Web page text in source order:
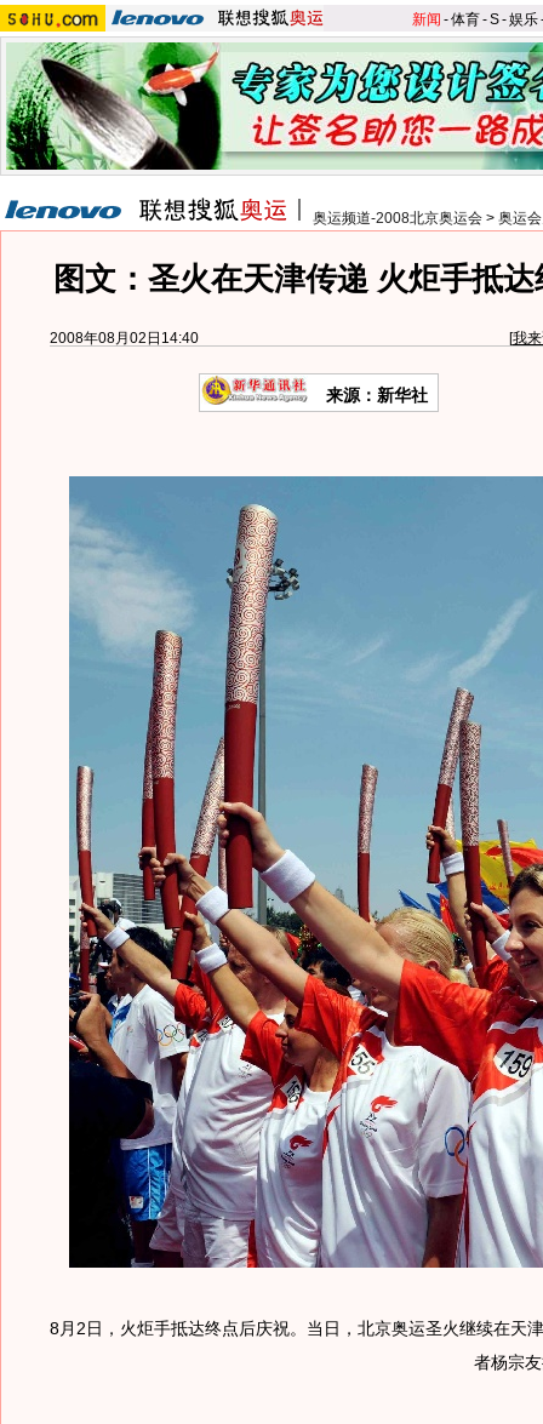
新闻 -体育-S-娱乐
奥运频道-2008北京奥运会 > 奥运
图文：圣火在天津传递 火炬手抵
2008年08月02日14:40 [我
来源：新华社
8月2日，火炬手抵达终点后庆祝。当日，北京奥运圣火继续在天
者杨宗